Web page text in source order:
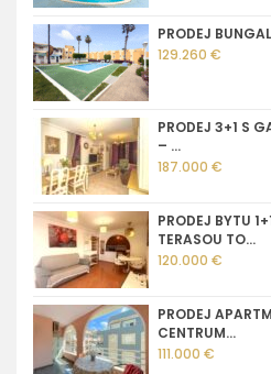
PRODEJ
129.260 €
PRODEJ 3+1 S
– ...
187.000 €
PRODEJ BYTU
TERASOU TO...
120.000 €
PRODEJ
CENTRUM...
111.000 €